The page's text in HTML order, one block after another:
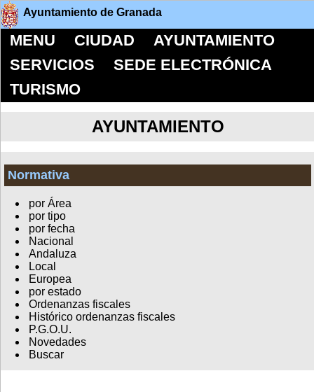
Ayuntamiento de Granada
MENU CIUDAD
AYUNTAMIENTO
SERVICIOS
SEDE ELECTRÓNICA
TURISMO
AYUNTAMIENTO
Normativa
por Área
por tipo
por fecha
Nacional
Andaluza
Local
Europea
por estado
Ordenanzas fiscales
Histórico ordenanzas fiscales
P.G.O.U.
Novedades
Buscar